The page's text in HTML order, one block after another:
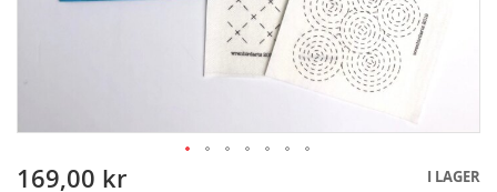
Skip
169,00 kr
I LAGER